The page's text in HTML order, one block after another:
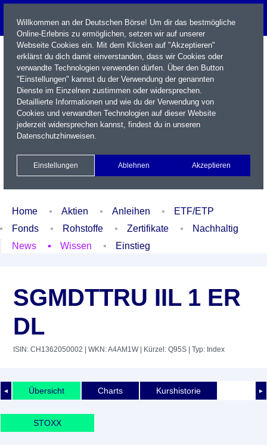
Name / WKN / ISIN / Kürzel
Xetra Realtime
Watchlist Portfolio Login
Home Aktien Anleihen
ETF/ETP
Fonds
Rohstoffe Zertifikate
Nachhaltig
News
Wissen Einstieg
SGMDTTRU IIL 1 ER
DL
ISIN: CH1362050002 | WKN: A4AM1W| Kürzel: Q95S | Typ: Index
◄ ►
Übersicht Charts Kurshistorie
STOXX
Willkommen an der Deutschen Börse! Um dir das bestmögliche
Online-Erlebnis zu ermöglichen, setzen wir auf unserer
Webseite Cookies ein. Mit dem Klicken auf "Akzeptieren"
erklärst du dich damit einverstanden, dass wir Cookies oder
verwandte Technologien verwenden dürfen. Über den Button
"Einstellungen" kannst du der Verwendung der genannten
Dienste im Einzelnen zustimmen oder widersprechen.
Detaillierte Informationen und wie du der Verwendung von
Cookies und verwandten Technologien auf dieser Website
jederzeit widersprechen kannst, findest du in unseren
Datenschutzhinweisen.
Einstellungen Ablehnen Akzeptieren